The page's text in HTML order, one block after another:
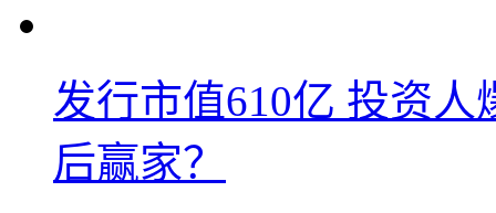
发行市值610亿 投资
后赢家？